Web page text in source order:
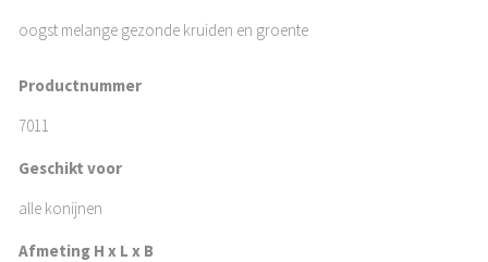
oogst melange gezonde kruiden en groente
Productnummer
7011
Geschikt voor
alle konijnen
Afmeting H x L x B